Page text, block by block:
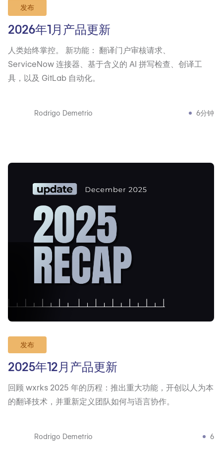
发布
2026年1月产品更新
人类始终掌控。 新功能： 翻译门户审核请求、
ServiceNow 连接器、基于含义的 AI 拼写检查、创译工
具，以及 GitLab 自动化。
Rodrigo Demetrio 6分钟
发布
2025年12月产品更新
回顾 wxrks 2025 年的历程：推出重大功能，开创以人为本
的翻译技术，并重新定义团队如何与语言协作。
Rodrigo Demetrio 6